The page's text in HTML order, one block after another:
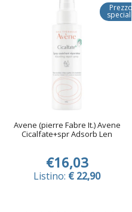
Prezzo
speciale
Avene (pierre Fabre It.) Avene
Cicalfate+spr Adsorb Len
€16,03
Listino: € 22,90